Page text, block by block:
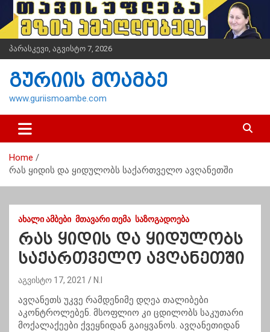
i
t
n
პარასკევი, აგვისტო 7, 2026
გურიის მოამბე
www.guriismoambe.com
Home
რას ყიდის და ყიდულობს საქართველო ავღანეთში
ᲐᲮᲐᲚᲘ ᲐᲛᲑᲔᲑᲘ ᲛᲗᲐᲕᲐᲠᲘ ᲗᲔᲛᲐ ᲡᲐᲖᲝᲒᲐᲓᲝᲔᲑᲐ
რას ყიდის და ყიდულობს
საქართველო ავღანეთში
აგვისტო 17, 2021 N.I
ავღანეთს უკვე რამდენიმე დღეა თალიბები
აკონტროლებენ. მსოფლიო კი ცდილობს საკუთარი
მოქალაქეები ქვეყნიდან გაიყვანოს. ავღანეთიდან